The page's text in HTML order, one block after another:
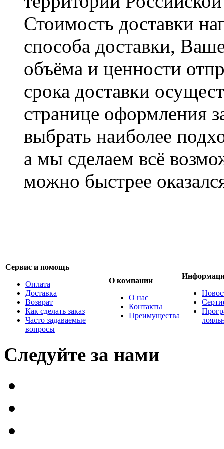
Стоимость доставки
способа доставки,
объёма и ценности
срока доставки
странице оформления
выбрать наиболее
а мы сделаем всё
можно быстрее
Сервис и помощь
Оплата
Доставка
Возврат
Как сделать заказ
Часто задаваемые
вопросы
О компании
О нас
Контакты
Преимущества
Следуйте за нами